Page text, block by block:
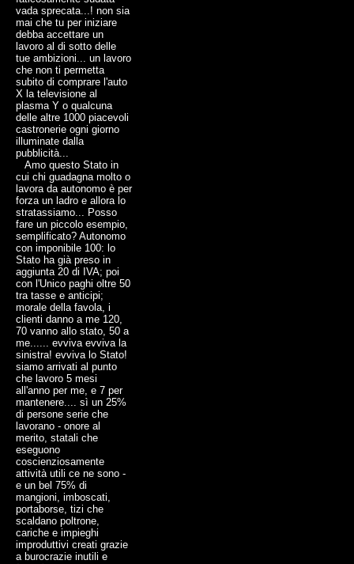
vada sprecata...! non sia
mai che tu per iniziare
debba accettare un
lavoro al di sotto delle
tue ambizioni... un lavoro
che non ti permetta
subito di comprare l'auto
X la televisione al
plasma Y o qualcuna
delle altre 1000 piacevoli
castronerie ogni giorno
illuminate dalla
pubblicità...
Amo questo Stato in
cui chi guadagna molto o
lavora da autonomo è per
forza un ladro e allora lo
stratassiamo... Posso
fare un piccolo esempio,
semplificato? Autonomo
con imponibile 100: lo
Stato ha già preso in
aggiunta 20 di IVA; poi
con l'Unico paghi oltre 50
tra tasse e anticipi;
morale della favola, i
clienti danno a me 120,
70 vanno allo stato, 50 a
me...... evviva evviva la
sinistra! evviva lo Stato!
siamo arrivati al punto
che lavoro 5 mesi
all'anno per me, e 7 per
mantenere.... sì un 25%
di persone serie che
lavorano - onore al
merito, statali che
eseguono
coscienziosamente
attività utili ce ne sono -
e un bel 75% di
mangioni, imboscati,
portaborse, tizi che
scaldano poltrone,
cariche e impieghi
improduttivi creati grazie
a burocrazie inutili e